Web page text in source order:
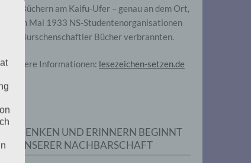
von Büchern am Kaifu-Ufer – genau an dem Ort,
wo im Mai 1933 NS-Studentenorganisationen
und Burschenschaftler Bücher verbrannten.
Weitere Informationen: lesezeichen-setzen.de
GEDENKEN UND ERINNERN BEGINNT
IN UNSERER NACHBARSCHAFT